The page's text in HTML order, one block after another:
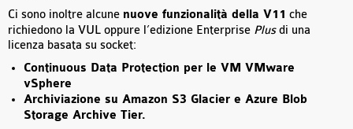
Ci sono inoltre alcune nuove funzionalità della V11 che
richiedono la VUL oppure l’edizione Enterprise Plusdi una
licenza basata su socket:
Continuous Data Protection per le VM VMware
vSphere
Archiviazione su Amazon S3 Glacier e Azure Blob
Storage Archive Tier.